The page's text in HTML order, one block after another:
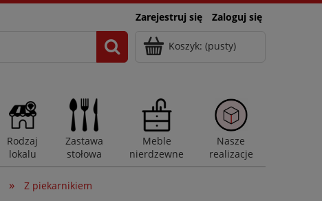
Zarejestruj się Zaloguj się
Koszyk: (pusty)
Rodzaj
lokalu
Zastawa
stołowa
Meble
nierdzewne
Nasze
realizacje
» Z piekarnikiem